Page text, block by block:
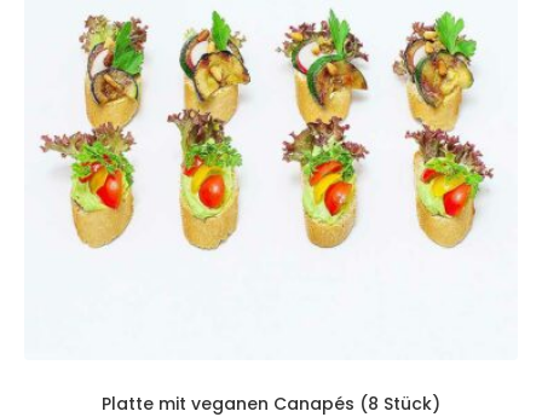
Platte mit veganen Canapés (8 Stück)